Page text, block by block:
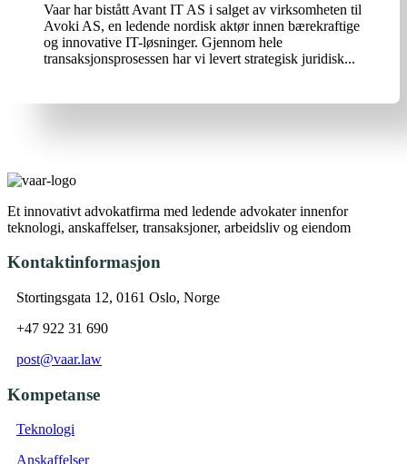
Vaar har bistått Avant IT AS i salget av virksomheten til
Avoki AS, en ledende nordisk aktør innen bærekraftige
og innovative IT-løsninger. Gjennom hele
transaksjonsprosessen har vi levert strategisk juridisk...
Et innovativt advokatfirma med ledende advokater innenfor
teknologi, anskaffelser, transaksjoner, arbeidsliv og eiendom
Kontaktinformasjon
Stortingsgata 12, 0161 Oslo, Norge
+47 922 31 690
post@vaar.law
Kompetanse
Teknologi
Anskaffelser